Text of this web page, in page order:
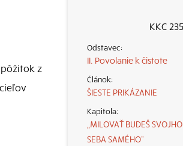
KKC
II. Povolanie k čistote
ŠIESTE PRIKÁZANIE
„MILOVAŤ BUDEŠ
SEBA SAMÉHO“
z